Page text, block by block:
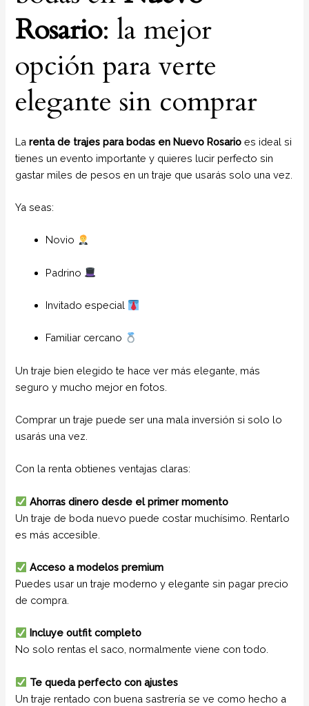
Rosario: la mejor
opción para verte
elegante sin comprar
Larenta de trajes para bodas en Nuevo Rosarioes ideal si
tienes un evento importante y quieres lucir perfecto sin
gastar miles de pesos en un traje que usarás solo una vez.
Ya seas:
Novio
Padrino
Invitado especial
Familiar cercano
Un traje bien elegido te hace ver más elegante, más
seguro y mucho mejor en fotos.
Comprar un traje puede ser una mala inversión si solo lo
usarás una vez.
Con la renta obtienes ventajas claras:
Ahorras dinero desde el primer momento
Un traje de boda nuevo puede costar muchísimo. Rentarlo
es más accesible.
Acceso a modelos premium
Puedes usar un traje moderno y elegante sin pagar precio
de compra.
Incluye outfit completo
No solo rentas el saco, normalmente viene con todo.
Te queda perfecto con ajustes
Un traje rentado con buena sastrería se ve como hecho a